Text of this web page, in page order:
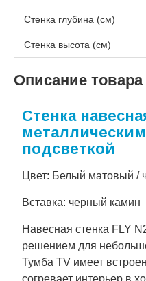
Стенка глубина (см)
Стенка высота (см)
Описание товара
Стенка
подсветкой
Цвет: Белый матовый /
Вставка: черный камин
Навесная стенка FLY
решением для
Тумба TV имеет
согревает интерьер в